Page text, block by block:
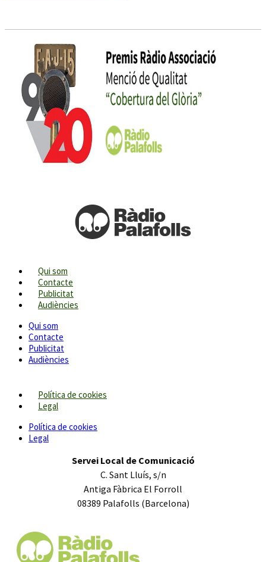
Qui som
Contacte
Publicitat
Audiències
Qui som
Contacte
Publicitat
Audiències
Política de cookies
Legal
Política de cookies
Legal
Servei Local de Comunicació
C. Sant Lluís, s/n
Antiga Fàbrica El Forroll
08389 Palafolls (Barcelona)